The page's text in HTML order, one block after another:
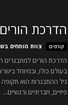
הדרכת
קורסים צוות מומחים
הדרכת הורים
בעולם כולו, ובמיוחד
גיל ההתבגרות הוא
פיזיים, חברתיים ורגשיים...